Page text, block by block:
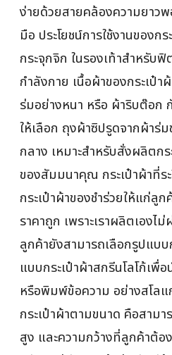
ง่ายด้วยสายคล้องความยาว
มือ ประโยชน์การใช้งานของก
กระจุกจิก ในรองเท้าสำหรับ
กำลังกาย เนื้อผ้าของกระเป๋
ร่มอย่างหนา หรือ ผ้าริบต๊อก
ให้เลือก ถุงผ้าซิปรูดจากผ้าร่
กลาง เหมาะสำหรับสั่งผลิตกร
ของสัมมนาคุณ กระเป๋าผ้าที่
กระเป๋าผ้าของชำร่วยให้แก่ลูก
ราคาถูก เพราะเราผลิตเอง
ลูกค้ายังสามารถเลือกรูปแบบ
แบบกระเป๋าผ้าสกรีนโลโก้เ
หรือพิมพ์ข้อความ อย่างสโลแ
กระเป๋าผ้าตามขนาด คือสามา
สูง และความกว้างที่ลูกค้าต้อ